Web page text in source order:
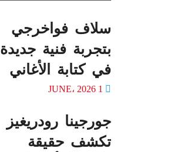
سلاف فواخرجي
بتجربة فنية جديدة
في كتابة الأغاني
جورجينا رودريغيز
تكشف حقيقة